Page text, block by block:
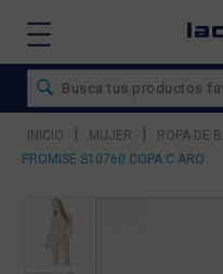
INICIO | MUJER | ROPA DE
PROMISE S10760 COPA C ARO